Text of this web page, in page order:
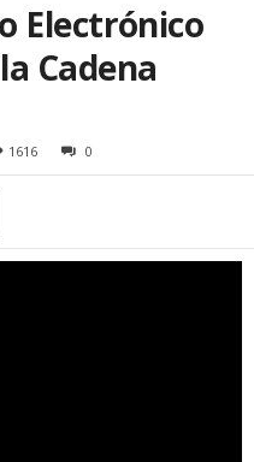
Electrónico
Cadena
1616 0